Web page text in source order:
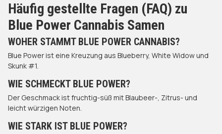
Häufig gestellte Fragen (FAQ) zu
Blue Power Cannabis Samen
WOHER STAMMT BLUE POWER CANNABIS?
Blue Power ist eine Kreuzung aus Blueberry, White Widow und
Skunk #1.
WIE SCHMECKT BLUE POWER?
Der Geschmack ist fruchtig-süß mit Blaubeer-, Zitrus- und
leicht würzigen Noten.
WIE STARK IST BLUE POWER?